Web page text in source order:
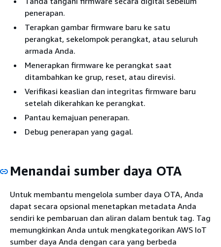
penerapan.
Terapkan gambar firmware baru ke satu
perangkat, sekelompok perangkat, atau seluruh
armada Anda.
Menerapkan firmware ke perangkat saat
ditambahkan ke grup, reset, atau direvisi.
Verifikasi keaslian dan integritas firmware baru
setelah dikerahkan ke perangkat.
Pantau kemajuan penerapan.
Debug penerapan yang gagal.
Menandai sumber daya OTA
Untuk membantu mengelola sumber daya OTA, Anda
dapat secara opsional menetapkan metadata Anda
sendiri ke pembaruan dan aliran dalam bentuk tag. Tag
memungkinkan Anda untuk mengkategorikan AWS IoT
sumber daya Anda dengan cara yang berbeda